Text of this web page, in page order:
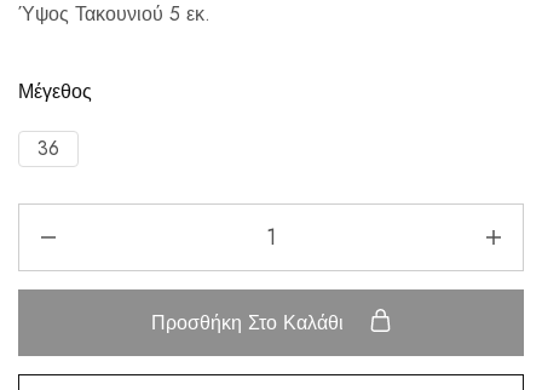
Ύψος Τακουνιού 5 εκ.
Μέγεθος
36
Προσθήκη Στο Καλάθι